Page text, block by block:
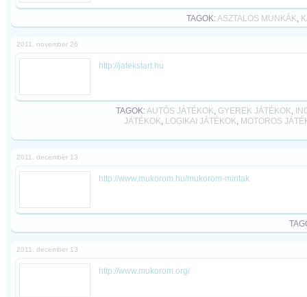
TAGOK:ASZTALOS MUNKÁK,
2011. november 26
http://jatekstart.hu
TAGOK:AUTÓS JÁTÉKOK, GYEREK JÁTÉKOK,
JÁTÉKOK, LOGIKAI JÁTÉKOK, MOTOROS
2011. december 13
http://www.mukorom.hu/mukorom-mintak
2011. december 13
http://www.mukorom.org/